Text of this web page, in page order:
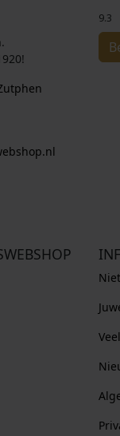
.
9.3